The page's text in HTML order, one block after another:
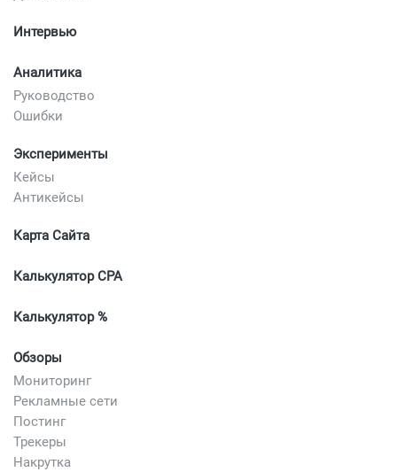
Интервью
Аналитика
Руководство
Ошибки
Эксперименты
Кейсы
Антикейсы
Карта Сайта
Калькулятор CPA
Калькулятор %
Обзоры
Мониторинг
Рекламные сети
Постинг
Трекеры
Накрутка